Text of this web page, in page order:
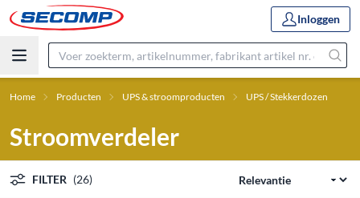
Inloggen
Home Producten UPS & stroomproducten UPS / Stekkerdozen
Stroomverdeler
FILTER (26)